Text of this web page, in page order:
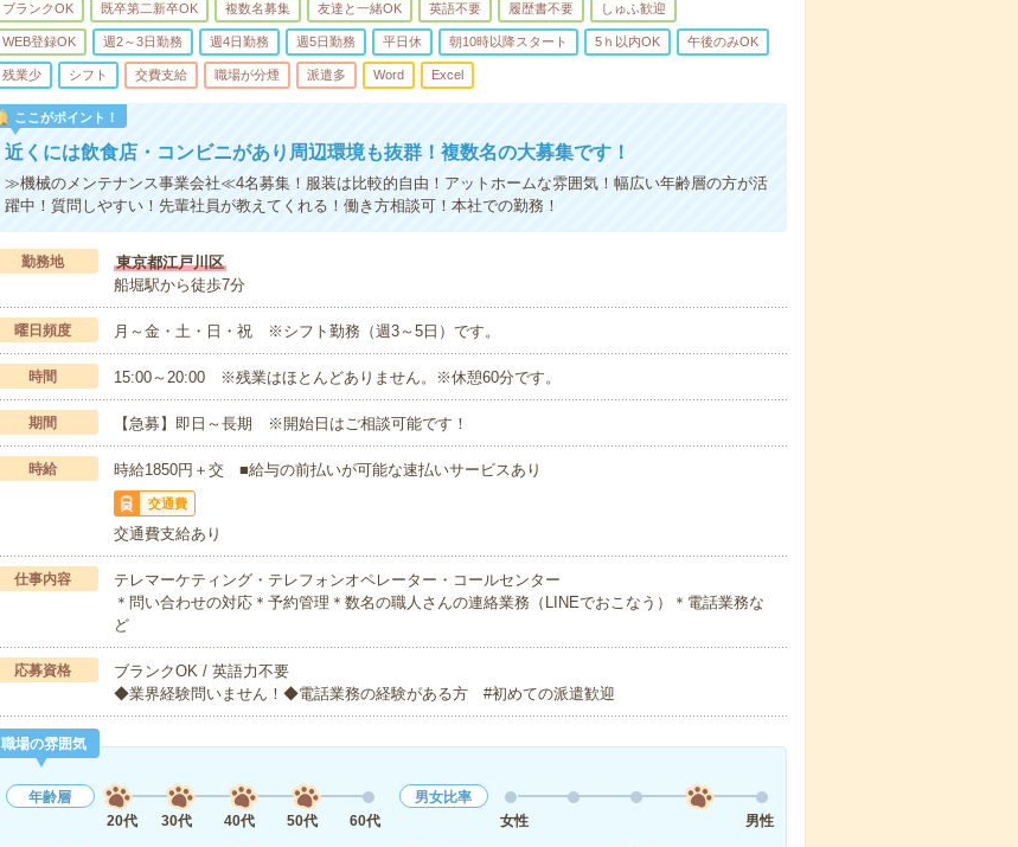
ブランクOK 既卒第二新卒OK 複数名募集 友達と一緒OK 英語不要 履歴書不要 しゅふ歓迎
WEB登録OK 週2～3日勤務 週4日勤務 週5日勤務 平日休 朝10時以降スタート 5ｈ以内OK 午後のみOK
残業少 シフト 交費支給 職場が分煙 派遣多 Word Excel
ここがポイント！
近くには飲食店・コンビニがあり周辺環境も抜群！複数名の大募集です！
≫機械のメンテナンス事業会社≪4名募集！服装は比較的自由！アットホームな雰囲気！幅広い年齢層の方が活
躍中！質問しやすい！先輩社員が教えてくれる！働き方相談可！本社での勤務！
勤務地
東京都江戸川区
船堀駅から徒歩7分
曜日頻度 月～金・土・日・祝 ※シフト勤務（週3～5日）です。
時間 15:00～20:00 ※残業はほとんどありません。※休憩60分です。
期間 【急募】即日～長期 ※開始日はご相談可能です！
時給 時給1850円＋交 ■給与の前払いが可能な速払いサービスあり
交通費
交通費支給あり
仕事内容
テレマーケティング・テレフォンオペレーター・コールセンター
＊問い合わせの対応＊予約管理＊数名の職人さんの連絡業務（LINEでおこなう）＊電話業務な
ど
応募資格
ブランクOK / 英語力不要
◆業界経験問いません！◆電話業務の経験がある方 #初めての派遣歓迎
職場の雰囲気
年齢層
20代
30代 40代 50代 60代
男女比率
女性
男性